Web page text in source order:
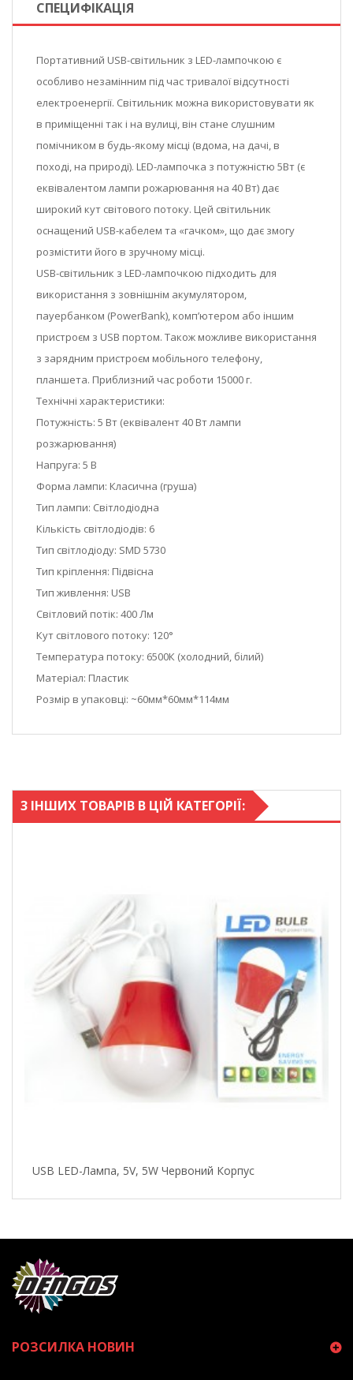
СПЕЦИФІКАЦІЯ
Портативний USB-світильник з LED-лампочкою є
особливо незамінним під час тривалої відсутності
електроенергії. Світильник можна використовувати як
в приміщенні так і на вулиці, він стане слушним
помічником в будь-якому місці (вдома, на дачі, в
поході, на природі). LED-лампочка з потужністю 5Вт (є
еквівалентом лампи рожарювання на 40 Вт) дає
широкий кут світового потоку. Цей світильник
оснащений USB-кабелем та «гачком», що дає змогу
розмістити його в зручному місці.
USB-світильник з LED-лампочкою підходить для
використання з зовнішнім акумулятором,
пауербанком (PowerBank), комп’ютером або іншим
пристроєм з USB портом. Також можливе використання
з зарядним пристроєм мобільного телефону,
планшета. Приблизний час роботи 15000 г.
Технічні характеристики:
Потужність: 5 Вт (еквівалент 40 Вт лампи
розжарювання)
Напруга: 5 В
Форма лампи: Класична (груша)
Тип лампи: Світлодіодна
Кількість світлодіодів: 6
Тип світлодіоду: SMD 5730
Тип кріплення: Підвісна
Тип живлення: USB
Світловий потік: 400 Лм
Кут світлового потоку: 120°
Температура потоку: 6500К (холодний, білий)
Матеріал: Пластик
Розмір в упаковці: ~60мм*60мм*114мм
3 ІНШИХ ТОВАРІВ В ЦІЙ КАТЕГОРІЇ:
USB LED-Лампа, 5V, 5W Червоний Корпус
РОЗСИЛКА НОВИН